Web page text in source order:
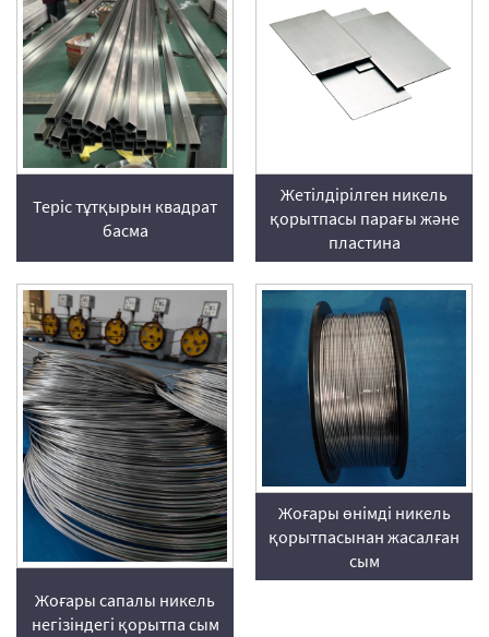
Теріс тұтқырын квадрат
басма
Жетілдірілген никель
қорытпасы парағы және
пластина
Жоғары сапалы никель
негізіндегі қорытпа сым
Жоғары өнімді никель
қорытпасынан жасалған
сым